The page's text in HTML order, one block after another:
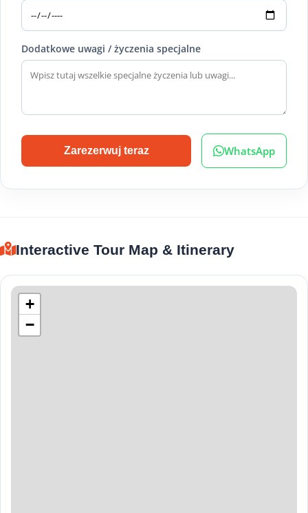
Dodatkowe uwagi / życzenia specjalne
Zarezerwuj teraz WhatsApp
Interactive Tour Map & Itinerary
+
−